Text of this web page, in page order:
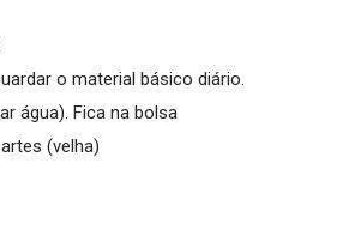
o material básico diário.
água). Fica na bolsa
(velha)